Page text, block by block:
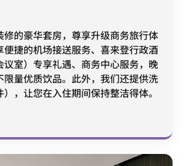
修的豪华套房，尊享升级商务旅行体
便捷的机场接送服务、喜来登行政酒
议室）专享礼遇、商务中心服务，晚
限量优质饮品。此外，我们还提供洗
，让您在入住期间保持整洁得体。